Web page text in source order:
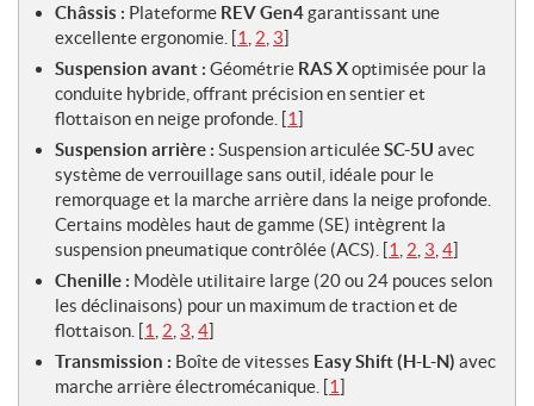
Châssis : Plateforme REV Gen4garantissant une
excellente ergonomie. [1 2 3]
Suspension avant : Géométrie RAS Xoptimisée pour la
conduite hybride, offrant précision en sentier et
flottaison en neige profonde. [1]
Suspension arrière : Suspension articuléeSC-5U avec
système de verrouillage sans outil, idéale pour le
remorquage et la marche arrière dans la neige profonde.
Certains modèles haut de gamme (SE) intègrent la
suspension pneumatique contrôlée (ACS). [1 2 3 4]
Chenille : Modèle utilitaire large (20 ou 24 pouces selon
les déclinaisons) pour un maximum de traction et de
flottaison. [1 2 3 4]
Transmission : Boîte de vitesses Easy Shift (H-L-N) avec
marche arrière électromécanique. [1]